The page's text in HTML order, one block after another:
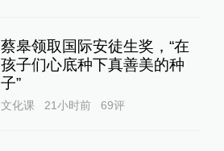
蔡皋领取国际安徒生奖，“在
孩子们心底种下真善美的种
子”
文化课 21小时前 69评